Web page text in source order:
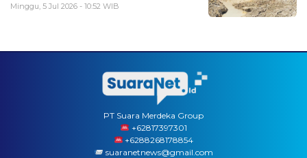
Minggu, 5 Jul 2026 - 10:52 WIB
PT Suara Merdeka Group
‪+62817397301
+6288268178854
suaranetnews@gmail.com